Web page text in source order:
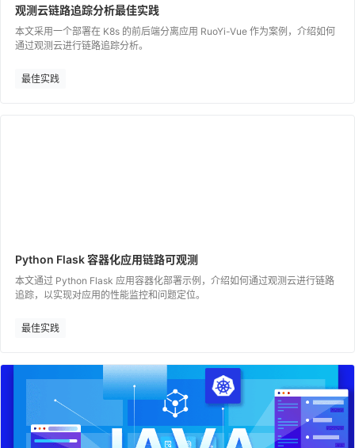
观测云链路追踪分析最佳实践
本文采用一个部署在 K8s 的前后端分离应用 RuoYi-Vue 作为案例，介绍如何
通过观测云进行链路追踪分析。
最佳实践
Python Flask 容器化应用链路可观测
本文通过 Python Flask 应用容器化部署示例，介绍如何通过观测云进行链路
追踪，以实现对应用的性能监控和问题定位。
最佳实践